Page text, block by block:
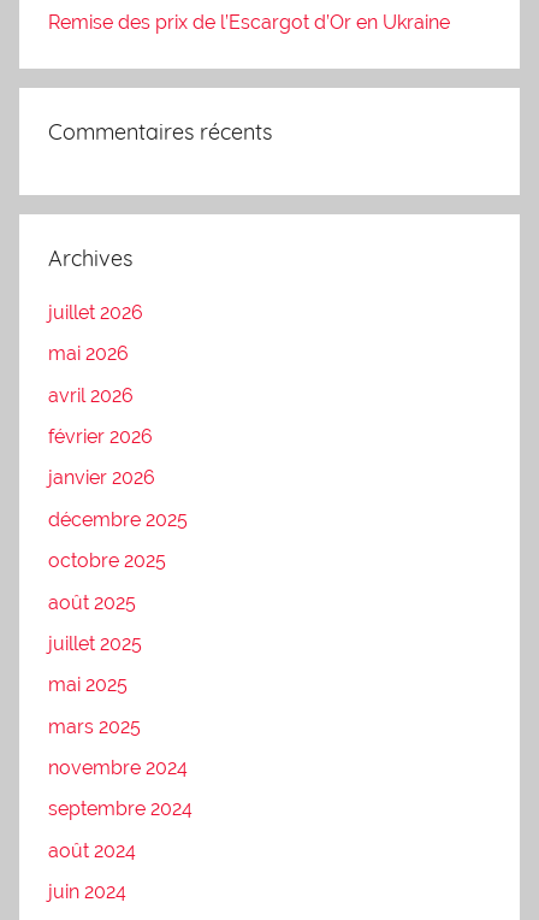
Remise des prix de l’Escargot d’Or en Ukraine
Commentaires récents
Archives
juillet 2026
mai 2026
avril 2026
février 2026
janvier 2026
décembre 2025
octobre 2025
août 2025
juillet 2025
mai 2025
mars 2025
novembre 2024
septembre 2024
août 2024
juin 2024